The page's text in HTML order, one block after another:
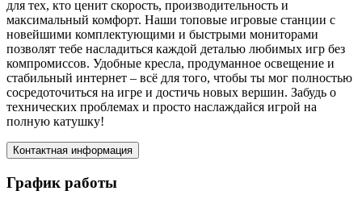
для тех, кто ценит скорость, производительность и
максимальный комфорт. Наши топовые игровые станции с
новейшими комплектующими и быстрыми мониторами
позволят тебе насладиться каждой деталью любимых игр без
компромиссов. Удобные кресла, продуманное освещение и
стабильный интернет – всё для того, чтобы ты мог полностью
сосредоточиться на игре и достичь новых вершин. Забудь о
технических проблемах и просто наслаждайся игрой на
полную катушку!
Контактная информация
График работы